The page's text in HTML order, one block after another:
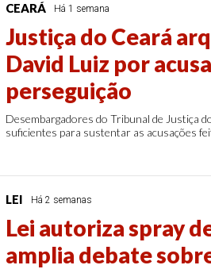
CEARÁ Há 1 semana
Justiça do Ceará
David Luiz por
perseguição
Desembargadores do Tribunal de Justiça
suficientes para sustentar as acusações
LEI Há 2 semanas
Lei autoriza spray
amplia debate